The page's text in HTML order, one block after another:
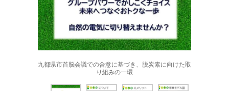
九都県市首脳会議での合意に基づき、脱炭素に向けた取
り組みの一環